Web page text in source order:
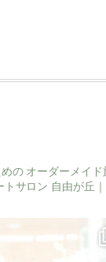
のオーダーメイド
トサロン 自由が丘